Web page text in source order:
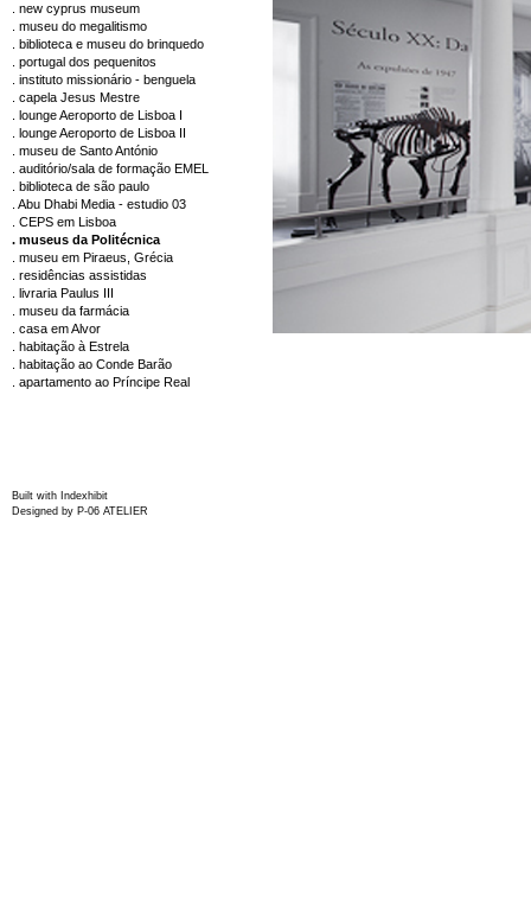
. new cyprus museum
. museu do megalitismo
. biblioteca e museu do brinquedo
. portugal dos pequenitos
. instituto missionário - benguela
. capela Jesus Mestre
. lounge Aeroporto de Lisboa I
. lounge Aeroporto de Lisboa II
. museu de Santo António
. auditório/sala de formação EMEL
. biblioteca de são paulo
. Abu Dhabi Media - estudio 03
. CEPS em Lisboa
. museus da Politécnica
. museu em Piraeus, Grécia
. residências assistidas
. livraria Paulus III
. museu da farmácia
. casa em Alvor
. habitação à Estrela
. habitação ao Conde Barão
. apartamento ao Príncipe Real
Built with Indexhibit
Designed by P-06 ATELIER